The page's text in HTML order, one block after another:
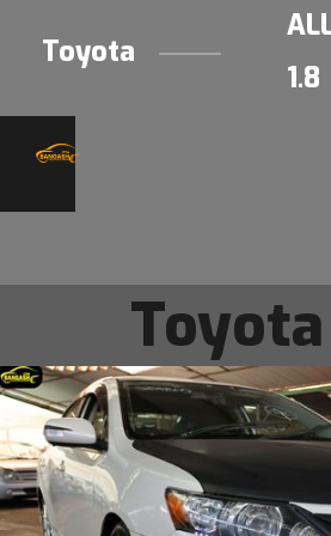
Toyota
1.8
Toyota